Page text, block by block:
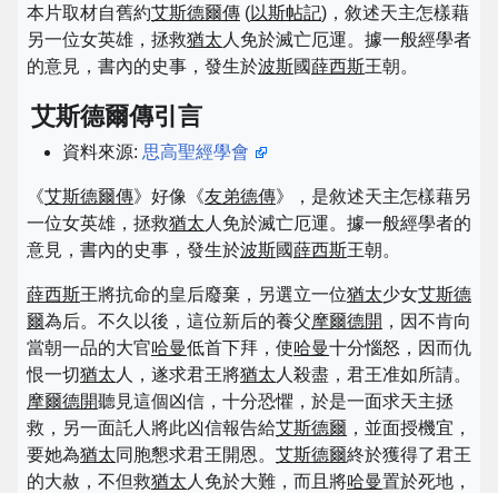
本片取材自舊約艾斯德爾傳 (以斯帖記)，敘述天主怎樣藉
另一位女英雄，拯救猶太 人免於滅亡厄運。據一般經學者
的意見，書內的史事，發生於波斯國薛西斯王朝。
艾斯德爾傳引言
資料來源: 思高聖經學會
《艾斯德爾傳》好像《友弟德傳》，是敘述天主怎樣藉另
一位女英雄，拯救猶太人免於滅亡厄運。據一般經學者的
意見，書內的史事，發生於波斯國 薛西斯王朝。
薛西斯王將抗命的皇后廢棄，另選立一位猶太少女艾斯德
爾為后。不久以後，這位新后的養父摩爾德開 ，因不肯向
當朝一品的大官哈曼低首下拜，使哈曼十分惱怒，因而仇
恨一切猶太人，遂求君王將猶太人殺盡，君王准如所請。
摩爾德開聽見這個凶信，十分恐懼，於是一面求天主拯
救，另一面託人將此凶信報告給艾斯德爾 ，並面授機宜，
要她為猶太 同胞懇求君王開恩。 艾斯德爾終於獲得了君王
的大赦，不但救猶太人免於大難，而且將哈曼置於死地，